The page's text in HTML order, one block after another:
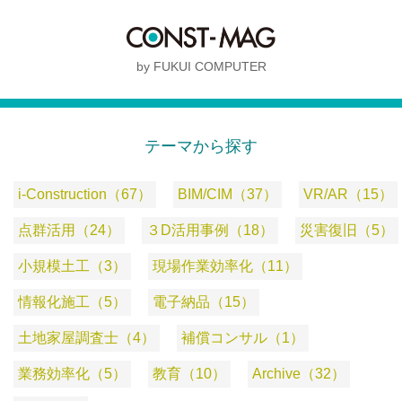
by FUKUI COMPUTER
テーマから探す
i-Construction（67） BIM/CIM（37） VR/AR（15）
点群活用（24） ３D活用事例（18） 災害復旧（5）
小規模土工（3） 現場作業効率化（11）
情報化施工（5） 電子納品（15）
土地家屋調査士（4） 補償コンサル（1）
業務効率化（5） 教育（10） Archive（32）